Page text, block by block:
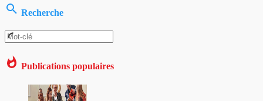
Recherche
Publications populaires